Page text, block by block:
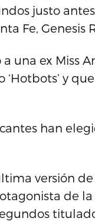
justo
Fe, Genesis
una ex Miss
y
han
versión
de la
titulado